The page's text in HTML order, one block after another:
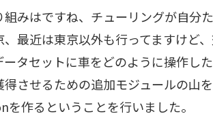
組みはですね、チューリングが自分
、最近は東京以外も行ってますけど
タセットに車をどのように操作し
させるための追加モジュールの山
作るということを行いました。